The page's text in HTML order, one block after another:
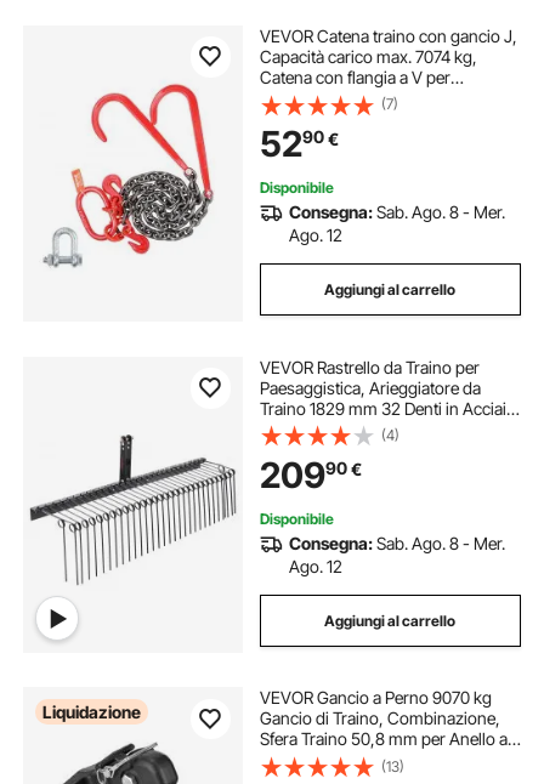
VEVOR Catena traino con gancio J,
Capacità carico max. 7074 kg,
Catena con flangia a V per
rimorchio G80 con gancio di presa,
10 mm x 90 cm, per Recupero,
Trasporto, Carro attrezzi, Camion a
pianale
(7)
5290€
Disponibile
Consegna:Sab. Ago. 8 - Mer.
Ago. 12
Aggiungi al carrello
VEVOR Rastrello da Traino per
Paesaggistica, Arieggiatore da
Traino 1829 mm 32 Denti in Acciaio,
Rastrello per Prato Si Attacca alla
Categoria 1, Attacco a 3 punti per
Trattore, Foglie Paglia Erba
(4)
20990€
Disponibile
Consegna:Sab. Ago. 8 - Mer.
Ago. 12
Aggiungi al carrello
Liquidazione
VEVOR Gancio a Perno 9070 kg
Gancio di Traino, Combinazione,
Sfera Traino 50,8 mm per Anello a
Lunetta 63,5 a76,2 mm Kit
(13)